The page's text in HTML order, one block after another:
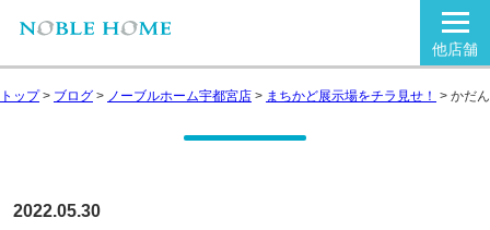
他店舗
トップ> ブログ > ノーブルホーム宇都宮店 > まちかど展示場をチラ見せ！ > かだん
2022.05.30